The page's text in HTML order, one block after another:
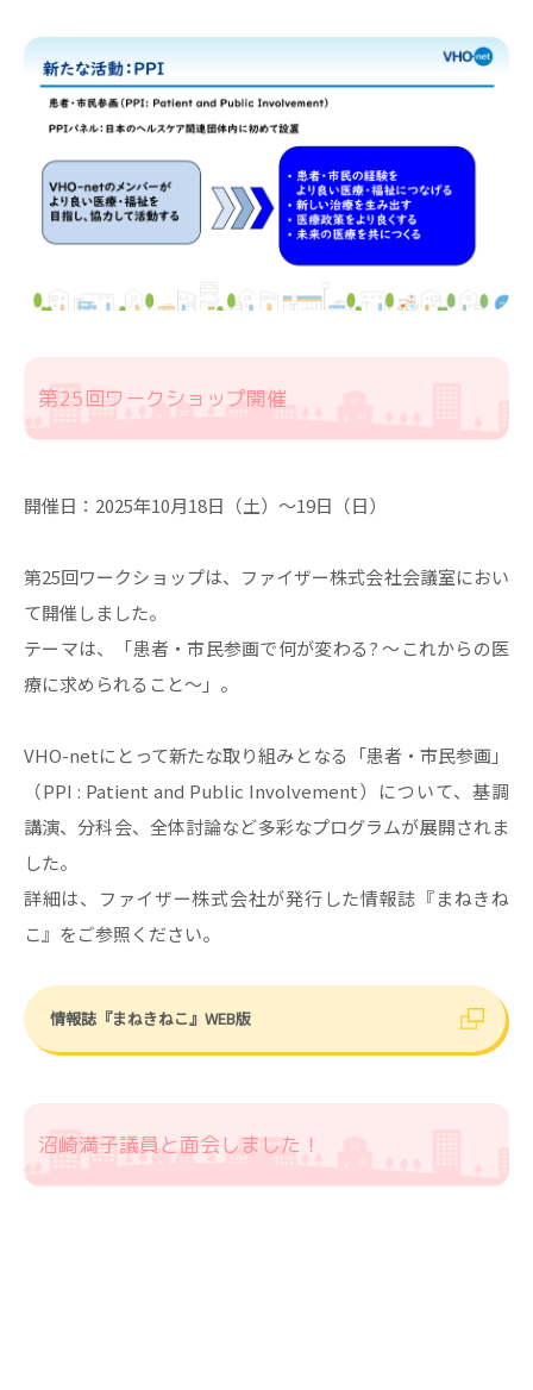
第25回ワークショップ開催
開催日：2025年10月18日（土）～19日（日）
第25回ワークショップは、ファイザー株式会社会議室におい
て開催しました。
テーマは、「患者・市民参画で何が変わる? 〜これからの医
療に求められること〜」。
VHO-netにとって新たな取り組みとなる「患者・市民参画」
（PPI : Patient and Public Involvement）について、基調
講演、分科会、全体討論など多彩なプログラムが展開されま
した。
詳細は、ファイザー株式会社が発行した情報誌『まねきね
こ』をご参照ください。
情報誌『まねきねこ』WEB版
沼崎満子議員と面会しました！